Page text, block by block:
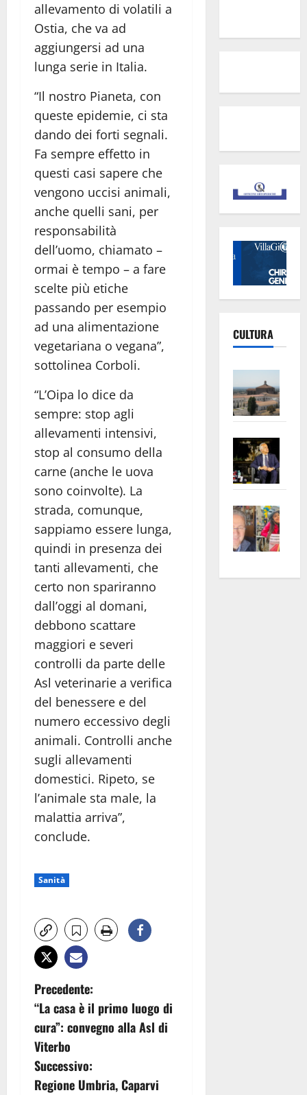
allevamento di volatili a
Ostia, che va ad
aggiungersi ad una
lunga serie in Italia.
“Il nostro Pianeta, con
queste epidemie, ci sta
dando dei forti segnali.
Fa sempre effetto in
questi casi sapere che
vengono uccisi animali,
anche quelli sani, per
responsabilità
dell’uomo, chiamato –
ormai è tempo – a fare
scelte più etiche
passando per esempio
ad una alimentazione
vegetariana o vegana”,
sottolinea Corboli.
“L’Oipa lo dice da
sempre: stop agli
allevamenti intensivi,
stop al consumo della
carne (anche le uova
sono coinvolte). La
strada, comunque,
sappiamo essere lunga,
quindi in presenza dei
tanti allevamenti, che
certo non spariranno
dall’oggi al domani,
debbono scattare
maggiori e severi
controlli da parte delle
Asl veterinarie a verifica
del benessere e del
numero eccessivo degli
animali. Controlli anche
sugli allevamenti
domestici. Ripeto, se
l’animale sta male, la
malattia arriva”,
conclude.
Sanità
N
a
v
i
Precedente:
“La casa è il primo luogo di
cura”: convegno alla Asl di
Viterbo
Successivo:
Regione Umbria, Caparvi
CULTURA
euro
apre